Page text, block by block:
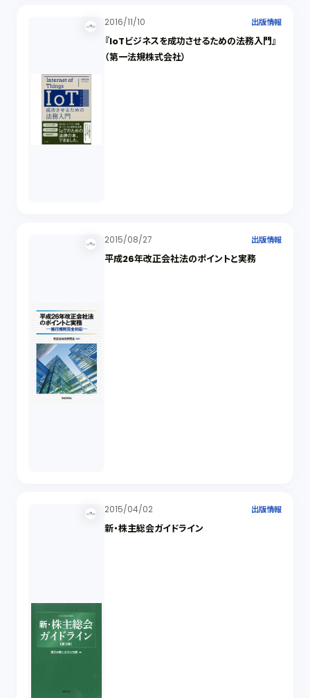
2016/11/10 出版情報
『IoTビジネスを成功させるための法務入門』
（第一法規株式会社）
2015/08/27 出版情報
平成26年改正会社法のポイントと実務
2015/04/02 出版情報
新・株主総会ガイドライン